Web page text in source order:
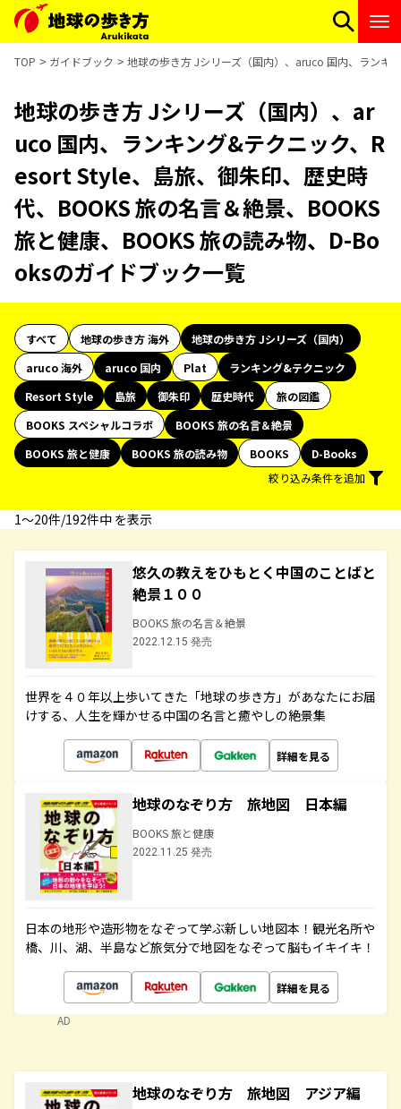
TOP ガイドブック 地球の歩き方 Jシリーズ（国内）、aruco 国内、ランキ
地球の歩き方 Jシリーズ（国内）、ar
uco 国内、ランキング&テクニック、R
esort Style、島旅、御朱印、歴史時
代、BOOKS 旅の名言＆絶景、BOOKS
旅と健康、BOOKS 旅の読み物、D-Bo
oksのガイドブック一覧
すべて 地球の歩き方 海外
地球の歩き方 Jシリーズ（国内）
aruco 海外
aruco 国内 Plat
ランキング&テクニック
Resort Style
島旅 御朱印 歴史時代
旅の図鑑
BOOKS スペシャルコラボ
BOOKS 旅の名言＆絶景
BOOKS 旅と健康
BOOKS 旅の読み物 BOOKS
D-Books
絞り込み条件を追加
1〜20件/192件中 を表示
悠久の教えをひもとく中国のことばと
絶景１００
BOOKS 旅の名言＆絶景
2022.12.15 発売
世界を４０年以上歩いてきた「地球の歩き方」があなたにお届
けする、人生を輝かせる中国の名言と癒やしの絶景集
詳細を見る
地球のなぞり方 旅地図 日本編
BOOKS 旅と健康
2022.11.25 発売
日本の地形や造形物をなぞって学ぶ新しい地図本！観光名所や
橋、川、湖、半島など旅気分で地図をなぞって脳もイキイキ！
詳細を見る
AD
地球のなぞり方 旅地図 アジア編